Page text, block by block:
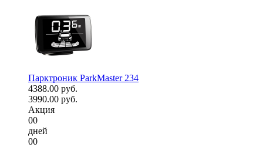
Парктроник ParkMaster 234
4388.00 руб.
3990.00 руб.
Акция
00
дней
00